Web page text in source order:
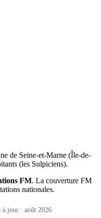
de Seine-et-Marne (Île-de-
(les Sulpiciens).
FM. La couverture FM
nationales.
à jour : août 2026